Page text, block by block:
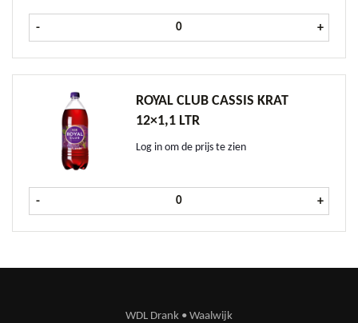
- Coca Cola krat 6x1 ltr aantal+
ROYAL CLUB CASSIS KRAT
12×1,1 LTR
Log in om de prijs te zien
- Royal Club Cassis krat 12x1,1 ltr
+
WDL Drank • Waalwijk